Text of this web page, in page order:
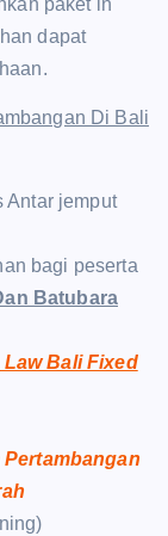
paket in
dapat
Di Bali
Antar jemput
bagi peserta
Batubara
Bali Fixed